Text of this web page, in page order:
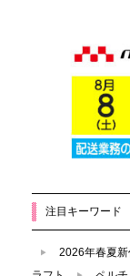
注目キーワード
2026年春夏新